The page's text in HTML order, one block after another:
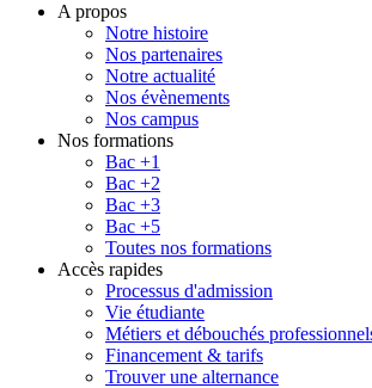
A propos
Notre histoire
Nos partenaires
Notre actualité
Nos évènements
Nos campus
Nos formations
Bac +1
Bac +2
Bac +3
Bac +5
Toutes nos formations
Accès rapides
Processus d'admission
Vie étudiante
Métiers et débouchés
Financement & tarifs
Trouver une alternance